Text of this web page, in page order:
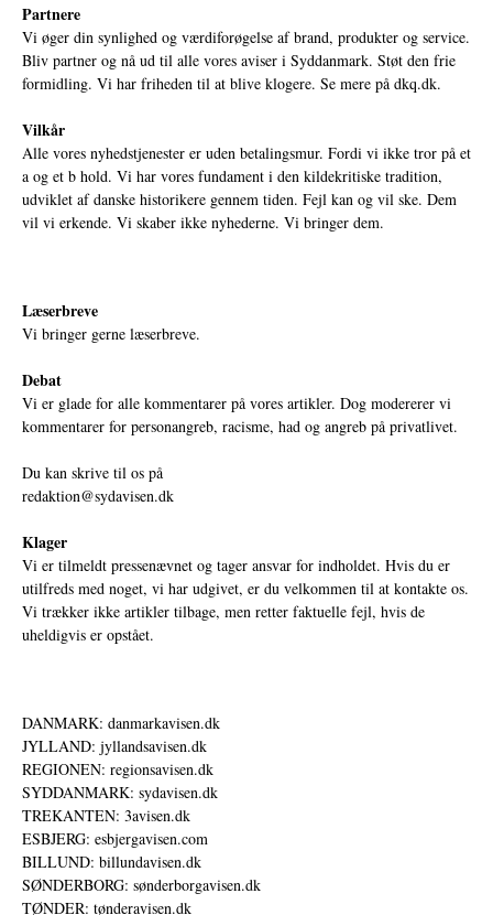
Partnere
Vi øger din synlighed og værdiforøgelse af brand, produkter og service.
Bliv partner og nå ud til alle vores aviser i Syddanmark. Støt den frie
formidling. Vi har friheden til at blive klogere. Se mere på dkq.dk.
Vilkår
Alle vores nyhedstjenester er uden betalingsmur. Fordi vi ikke tror på et
a og et b hold. Vi har vores fundament i den kildekritiske tradition,
udviklet af danske historikere gennem tiden. Fejl kan og vil ske. Dem
vil vi erkende. Vi skaber ikke nyhederne. Vi bringer dem.
Læserbreve
Vi bringer gerne læserbreve.
Debat
Vi er glade for alle kommentarer på vores artikler. Dog modererer vi
kommentarer for personangreb, racisme, had og angreb på privatlivet.
Du kan skrive til os på
redaktion@sydavisen.dk
Klager
Vi er tilmeldt pressenævnet og tager ansvar for indholdet. Hvis du er
utilfreds med noget, vi har udgivet, er du velkommen til at kontakte os.
Vi trækker ikke artikler tilbage, men retter faktuelle fejl, hvis de
uheldigvis er opstået.
DANMARK: danmarkavisen.dk
JYLLAND: jyllandsavisen.dk
REGIONEN: regionsavisen.dk
SYDDANMARK: sydavisen.dk
TREKANTEN: 3avisen.dk
ESBJERG: esbjergavisen.com
BILLUND: billundavisen.dk
SØNDERBORG: sønderborgavisen.dk
TØNDER: tønderavisen.dk